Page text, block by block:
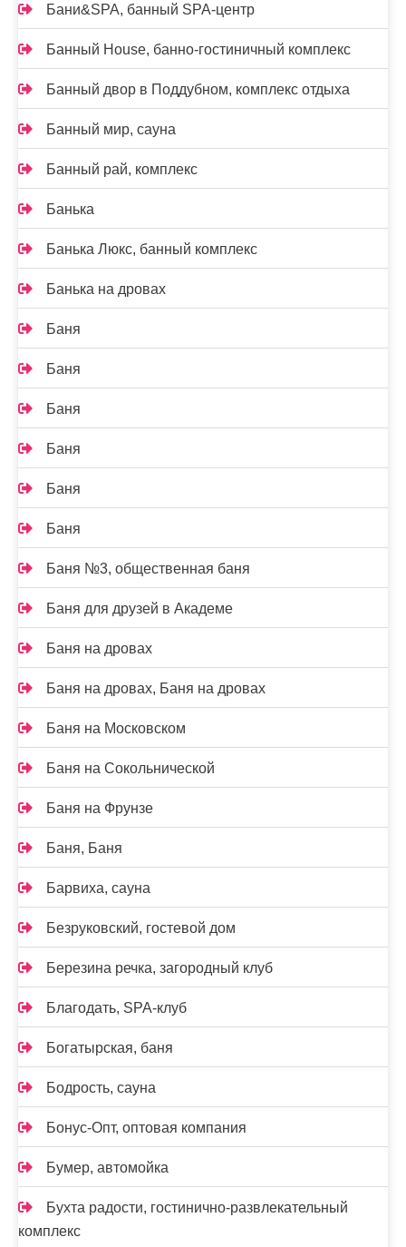
Бани&SPA, банный SPA-центр
Банный House, банно-гостиничный комплекс
Банный двор в Поддубном, комплекс отдыха
Банный мир, сауна
Банный рай, комплекс
Банька
Банька Люкс, банный комплекс
Банька на дровах
Баня
Баня
Баня
Баня
Баня
Баня
Баня №3, общественная баня
Баня для друзей в Академе
Баня на дровах
Баня на дровах, Баня на дровах
Баня на Московском
Баня на Сокольнической
Баня на Фрунзе
Баня, Баня
Барвиха, сауна
Безруковский, гостевой дом
Березина речка, загородный клуб
Благодать, SPA-клуб
Богатырская, баня
Бодрость, сауна
Бонус-Опт, оптовая компания
Бумер, автомойка
Бухта радости, гостинично-развлекательный
комплекс